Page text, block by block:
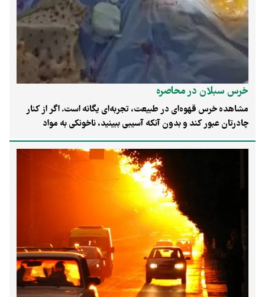
خرس سبلان در محاصره
مشاهده خرس قهوه‌ای در طبیعت، تجربه‌ای یگانه است. اگر از کنار
چادرتان عبور کند و بدون آنکه آسیبی ببینید، ناخونکی به مواد
غذایی‌تان بزند، خاطره‌ای خواهید داشت که به‌سادگی فراموش
نمی‌شود. اما در سبلان، ماجرا شکل دیگری پیدا کرده است. فیلم‌های
نزدیک شدن خرس‌های قهوه‌ای به کوهنوردان و غذادادن به آن‌ها
بارها در شبکه‌های اجتماعی منتشر شده است. بسیاری از کوهنوردان
تصور نمی‌کنند که این نزدیکی، هر لحظه می‌تواند به حمله خرس
منجر شود. در گفت‌وگو با «دکتر کیومرث سفیدی»، مدیرکل حفاظت
محیط زیست استان اردبیل، درباره دلایل این نزدیکی، پیامدهای آن و
راهکارهای مدیریت تعارض انسان و خرس پرسیدیم.